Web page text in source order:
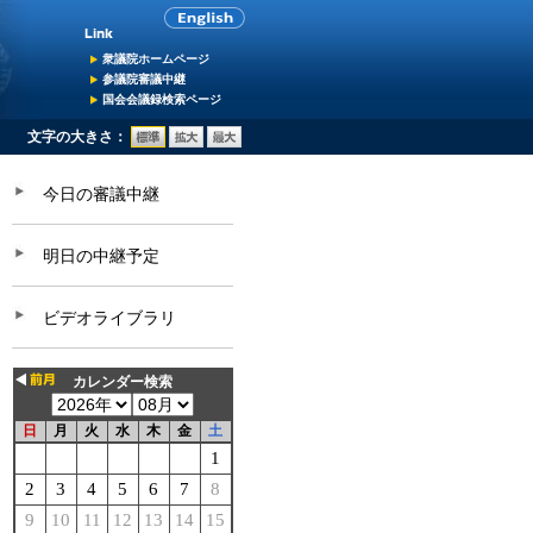
衆議院ホームページ
参議院審議中継
国会会議録検索ページ
文字の大きさ：
今日の審議中継
明日の中継予定
ビデオライブラリ
カレンダー検索
日 月 火 水 木 金 土
1
2
3 4 5 6 7
8
9
10 11 12 13 14
15